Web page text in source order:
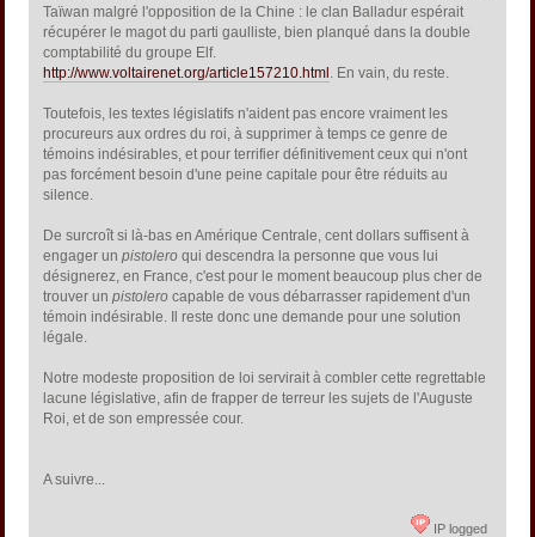
Taïwan malgré l'opposition de la Chine : le clan Balladur espérait
récupérer le magot du parti gaulliste, bien planqué dans la double
comptabilité du groupe Elf.
http://www.voltairenet.org/article157210.html . En vain, du reste.
Toutefois, les textes législatifs n'aident pas encore vraiment les
procureurs aux ordres du roi, à supprimer à temps ce genre de
témoins indésirables, et pour terrifier définitivement ceux qui n'ont
pas forcément besoin d'une peine capitale pour être réduits au
silence.
De surcroît si là-bas en Amérique Centrale, cent dollars suffisent à
engager unpistolero qui descendra la personne que vous lui
désignerez, en France, c'est pour le moment beaucoup plus cher de
trouver unpistolero capable de vous débarrasser rapidement d'un
témoin indésirable. Il reste donc une demande pour une solution
légale.
Notre modeste proposition de loi servirait à combler cette regrettable
lacune législative, afin de frapper de terreur les sujets de l'Auguste
Roi, et de son empressée cour.
A suivre...
IP logged